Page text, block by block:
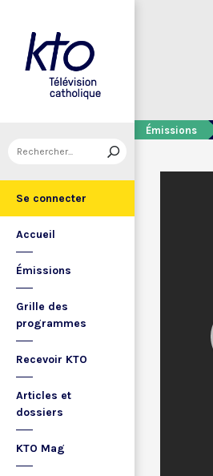
Se connecter
Accueil
Émissions
Grille des
programmes
Recevoir KTO
Articles et
dossiers
KTO Mag
Émissions